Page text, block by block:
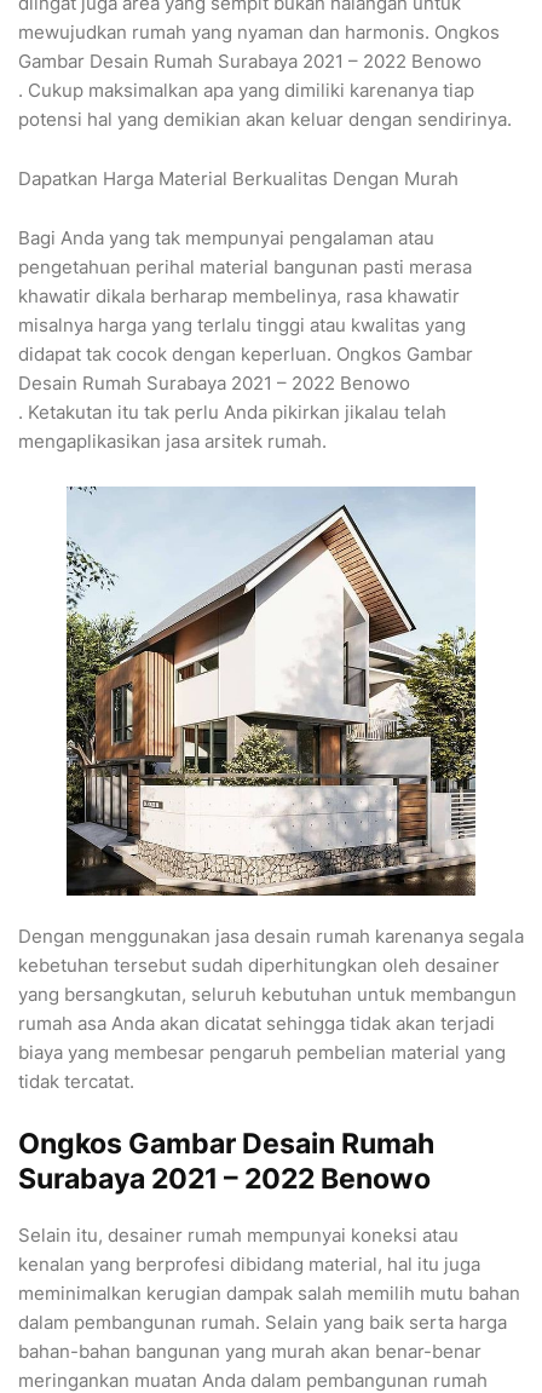
mewujudkan rumah yang nyaman dan harmonis. Ongkos
Gambar Desain Rumah Surabaya 2021 – 2022 Benowo
. Cukup maksimalkan apa yang dimiliki karenanya tiap
potensi hal yang demikian akan keluar dengan sendirinya.
Dapatkan Harga Material Berkualitas Dengan Murah
Bagi Anda yang tak mempunyai pengalaman atau
pengetahuan perihal material bangunan pasti merasa
khawatir dikala berharap membelinya, rasa khawatir
misalnya harga yang terlalu tinggi atau kwalitas yang
didapat tak cocok dengan keperluan. Ongkos Gambar
Desain Rumah Surabaya 2021 – 2022 Benowo
. Ketakutan itu tak perlu Anda pikirkan jikalau telah
mengaplikasikan jasa arsitek rumah.
Dengan menggunakan jasa desain rumah karenanya segala
kebetuhan tersebut sudah diperhitungkan oleh desainer
yang bersangkutan, seluruh kebutuhan untuk membangun
rumah asa Anda akan dicatat sehingga tidak akan terjadi
biaya yang membesar pengaruh pembelian material yang
tidak tercatat.
Ongkos Gambar Desain Rumah
Surabaya 2021 – 2022 Benowo
Selain itu, desainer rumah mempunyai koneksi atau
kenalan yang berprofesi dibidang material, hal itu juga
meminimalkan kerugian dampak salah memilih mutu bahan
dalam pembangunan rumah. Selain yang baik serta harga
bahan-bahan bangunan yang murah akan benar-benar
meringankan muatan Anda dalam pembangunan rumah